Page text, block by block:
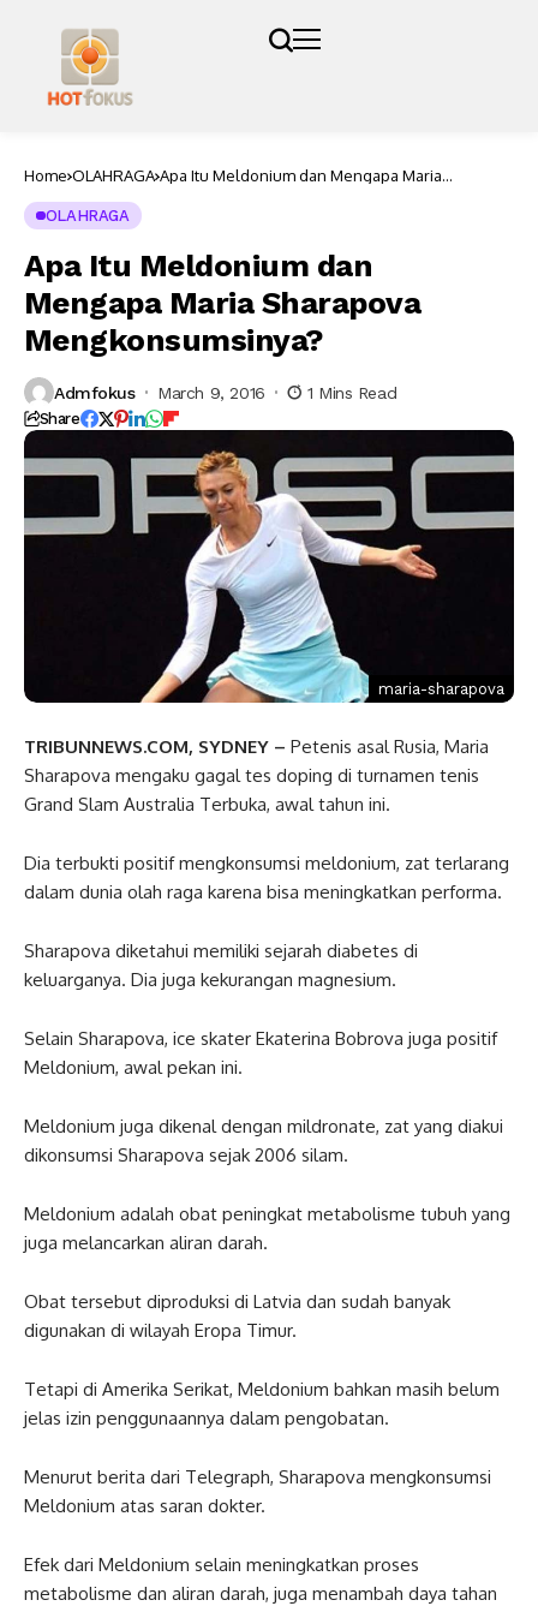
Home OLAHRAGA Apa Itu Meldonium dan Mengapa Maria
OLAHRAGA
Apa Itu Meldonium dan
Mengapa Maria Sharapova
Mengkonsumsinya?
Admfokus March 9, 2016 1 Mins Read
Share
maria-sharapova
TRIBUNNEWS.COM, SYDNEY – Petenis asal Rusia, Maria
Sharapova mengaku gagal tes doping di turnamen tenis
Grand Slam Australia Terbuka, awal tahun ini.
Dia terbukti positif mengkonsumsi meldonium, zat terlarang
dalam dunia olah raga karena bisa meningkatkan performa.
Sharapova diketahui memiliki sejarah diabetes di
keluarganya. Dia juga kekurangan magnesium.
Selain Sharapova, ice skater Ekaterina Bobrova juga positif
Meldonium, awal pekan ini.
Meldonium juga dikenal dengan mildronate, zat yang diakui
dikonsumsi Sharapova sejak 2006 silam.
Meldonium adalah obat peningkat metabolisme tubuh yang
juga melancarkan aliran darah.
Obat tersebut diproduksi di Latvia dan sudah banyak
digunakan di wilayah Eropa Timur.
Tetapi di Amerika Serikat, Meldonium bahkan masih belum
jelas izin penggunaannya dalam pengobatan.
Menurut berita dari Telegraph, Sharapova mengkonsumsi
Meldonium atas saran dokter.
Efek dari Meldonium selain meningkatkan proses
metabolisme dan aliran darah, juga menambah daya tahan